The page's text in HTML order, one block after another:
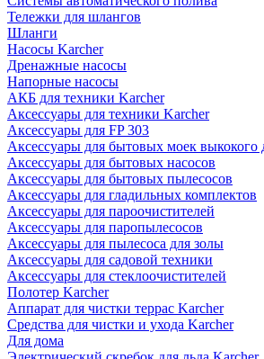
Тележки для шлангов
Шланги
Насосы Karcher
Дренажные насосы
Напорные насосы
АКБ для техники Karcher
Аксессуары для техники Karcher
Аксессуары для FP 303
Аксессуары для бытовых моек выкокого
Аксессуары для бытовых насосов
Аксессуары для бытовых пылесосов
Аксессуары для гладильных комплектов
Аксессуары для пароочистителей
Аксессуары для паропылесосов
Аксессуары для пылесоса для золы
Аксессуары для садовой техники
Аксессуары для стеклоочистителей
Полотер Karcher
Аппарат для чистки террас Karcher
Средства для чистки и ухода Karcher
Для дома